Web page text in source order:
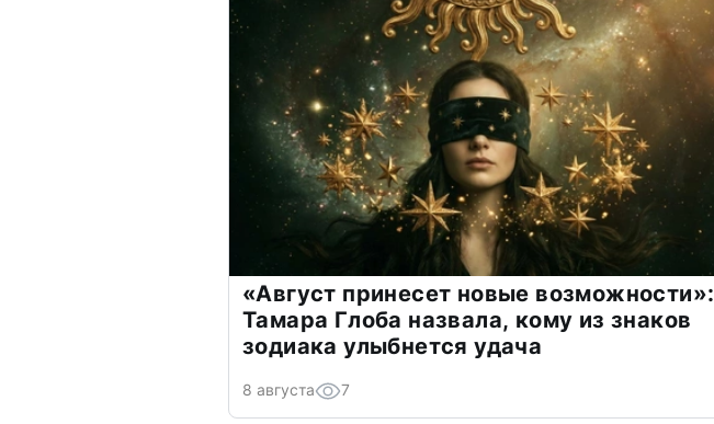
«Август принесет новые возможности»:
Тамара Глоба назвала, кому из знаков
зодиака улыбнется удача
8 августа 7